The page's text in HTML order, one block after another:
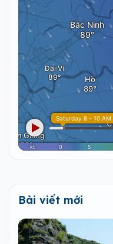
Bài viết mới